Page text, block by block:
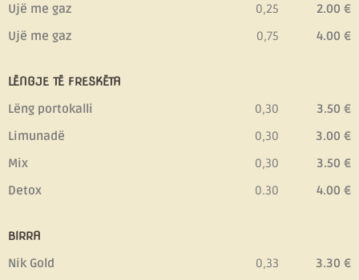
Ujë me gaz
Ujë me gaz
0,25
0,75
2.00 €
4.00 €
LËNGJE TË FRESKËTA
Lëng portokalli
Limunadë
Mix
Detox
0,30
0,30
0,30
0.30
3.50 €
3.00 €
3.50 €
4.00 €
BIRRA
Nik Gold
0,33
3.30 €